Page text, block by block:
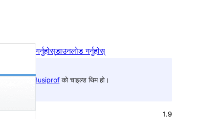
पूर्वावलोकन गर्नुहोस्डाउनलोड गर्नुहोस्
Busiprofको चाइल्ड थिम हो।
1.9